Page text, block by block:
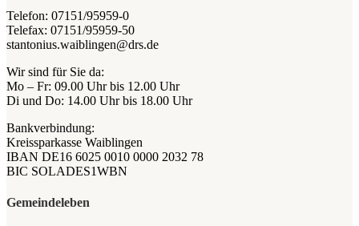
Telefon: 07151/95959-0
Telefax: 07151/95959-50
stantonius.waiblingen@drs.de
Wir sind für Sie da:
Mo – Fr: 09.00 Uhr bis 12.00 Uhr
Di und Do: 14.00 Uhr bis 18.00 Uhr
Bankverbindung:
Kreissparkasse Waiblingen
IBAN DE16 6025 0010 0000 2032 78
BIC SOLADES1WBN
Gemeindeleben